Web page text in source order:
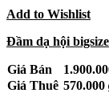
Add to Wishlist
Đầm dạ hội
Giá Bán
Giá Thuê 570.000